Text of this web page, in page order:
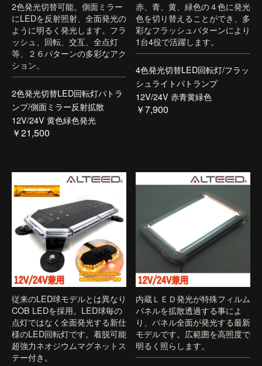
2色発光切替可能。側面ミラー
にLEDを反射照射、全面発光の
ように明るく発光します。フラ
ッシュ、回転、交互、全点灯
等、２６パターンの多彩なアク
ション。
2色発光切替LED回転灯パトラ
ンプ/側面ミラー反射拡散
12V/24V 黄色緑色発光
￥21,500
赤、青、黄、緑色の４色に発光
色を切り替えることができ、多
彩なフラッシュパターンにより
1台4役で活躍します。
4色発光切替LED回転灯/フラッ
シュライトパトランプ
12V/24V 赤青黄緑色
￥7,900
従来のLED球モデルとは異なり
COB LEDを採用。LED球毎の
点灯ではなく全面発光する新仕
様のLED回転灯です。着脱可能
超強力ネオジウムマグネットス
テー付き。
内蔵ＬＥＤ発光が特殊フィルム
パネルを拡散透過する事によ
り、パネル全面が発光する最新
モデルです。広範囲を高照度で
明るく照らします。